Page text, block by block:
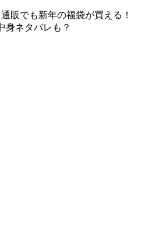
販でも新年の福袋が買える！
身ネタバレも？